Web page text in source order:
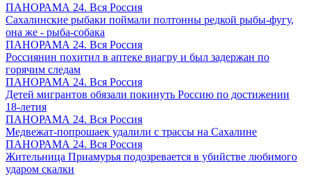
ПАНОРАМА 24. Вся Россия
Сахалинские рыбаки поймали полтонны редкой рыбы-фугу,
она же - рыба-собака
ПАНОРАМА 24. Вся Россия
Россиянин похитил в аптеке виагру и был задержан по
горячим следам
ПАНОРАМА 24. Вся Россия
Детей мигрантов обязали покинуть Россию по достижении
18-летия
ПАНОРАМА 24. Вся Россия
Медвежат-попрошаек удалили с трассы на Сахалине
ПАНОРАМА 24. Вся Россия
Жительница Приамурья подозревается в убийстве любимого
ударом скалки